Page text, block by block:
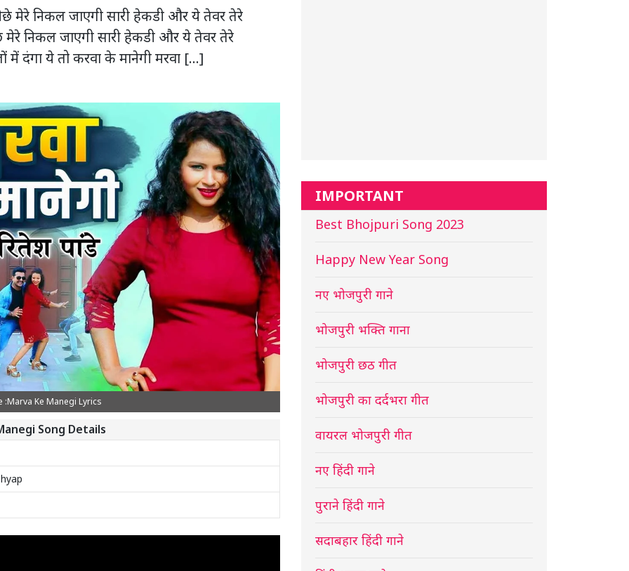
मेरे निकल जाएगी सारी हेकडी और ये तेवर तेरे
निकल जाएगी सारी हेकडी और ये तेवर तेरे
में दंगा ये तो करवा के मानेगी मरवा […]
:Marva Ke Manegi Lyrics
Song Details
IMPORTANT
Best Bhojpuri Song 2023
Happy New Year Song
नए भोजपुरी गाने
भोजपुरी भक्ति गाना
भोजपुरी छठ गीत
भोजपुरी का दर्दभरा गीत
वायरल भोजपुरी गीत
नए हिंदी गाने
पुराने हिंदी गाने
सदाबहार हिंदी गाने